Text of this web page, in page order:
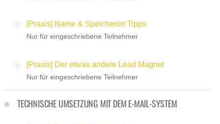
[Praxis] Name & Speicherort Tipps
Nur für eingeschriebene Teilnehmer
[Praxis] Der etwas andere Lead Magnet
Nur für eingeschriebene Teilnehmer
TECHNISCHE UMSETZUNG MIT DEM E-MAIL-SYSTEM